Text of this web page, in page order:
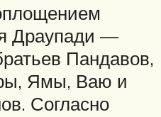
Драупади —
Пандавов,
Ямы, Ваю и
Согласно